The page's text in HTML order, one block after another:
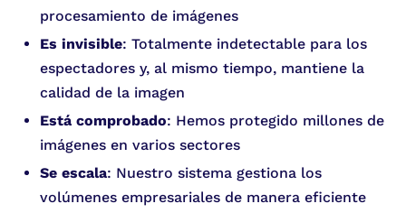
procesamiento de imágenes
Es invisible: Totalmente indetectable para los
espectadores y, al mismo tiempo, mantiene la
calidad de la imagen
Está comprobado: Hemos protegido millones de
imágenes en varios sectores
Se escala: Nuestro sistema gestiona los
volúmenes empresariales de manera eficiente